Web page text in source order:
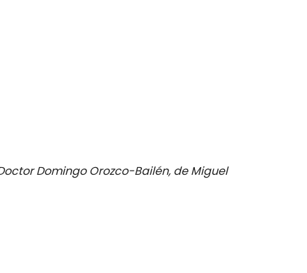
Domingo Orozco-Bailén, de Miguel